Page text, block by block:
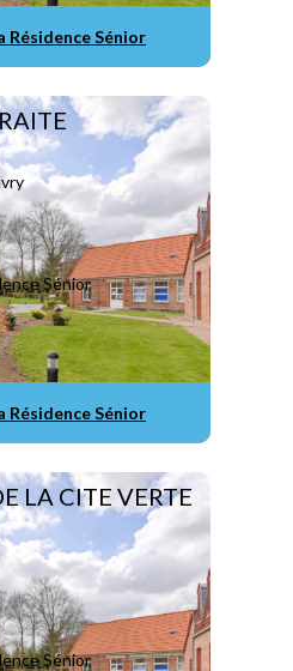
Résidence Sénior
Sénior
Résidence Sénior
LA CITE VERTE
Sénior